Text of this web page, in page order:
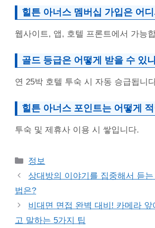
힐튼 아너스 멤버십 가입은 어
웹사이트, 앱, 호텔 프론트에서 가능
골드 등급은 어떻게 받을 수 있
연 25박 호텔 투숙 시 자동 승급됩니
힐튼 아너스 포인트는 어떻게
투숙 및 제휴사 이용 시 쌓입니다.
Categories
정보
상대방의 이야기를 집중해서 듣
법은?
비대면 면접 완벽 대비! 카메라
고 말하는 5가지 팁